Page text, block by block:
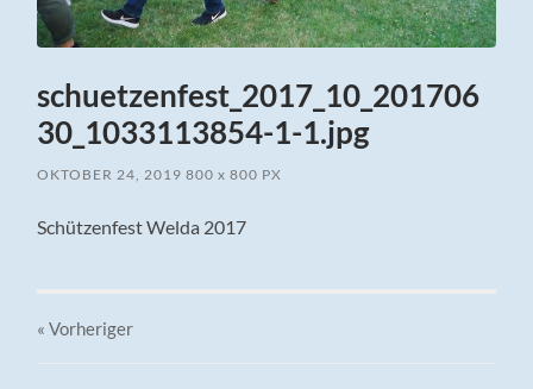
schuetzenfest_2017_10_201706
30_1033113854-1-1.jpg
OKTOBER 24, 2019 800x 800 PX
Schützenfest Welda 2017
« Vorheriger